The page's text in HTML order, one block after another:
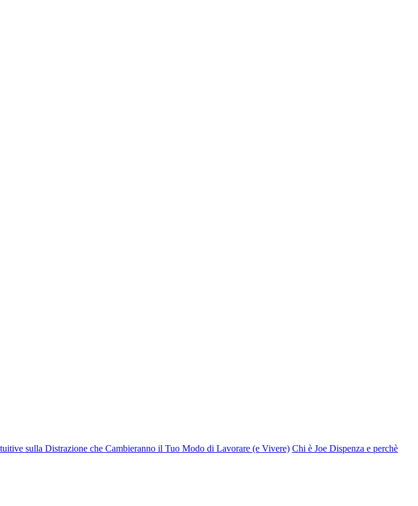
sulla Distrazione che Cambieranno il Tuo Modo di Lavorare (e Vivere) Chi è Joe Dispenza e perchè